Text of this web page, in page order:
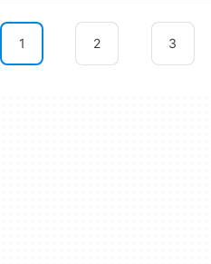
1 2 3